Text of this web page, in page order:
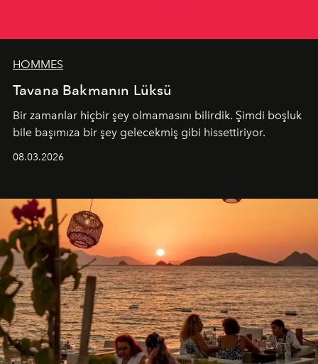
HOMMES
Tavana Bakmanın Lüksü
Bir zamanlar hiçbir şey olmamasını bilirdik. Şimdi boşluk
bile başımıza bir şey gelecekmiş gibi hissettiriyor.
08.03.2026